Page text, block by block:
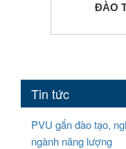
ĐÀO
Tin tức
PVU gắn đào tạo,
ngành năng lượng